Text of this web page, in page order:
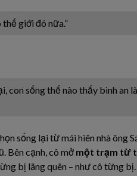
giới đó nữa.”
con sống thế nào thấy bình an
sống lại từ mái hiên nhà ông
Bên cạnh, cô mở một trạm từ
bị lãng quên – như cô từng bị.